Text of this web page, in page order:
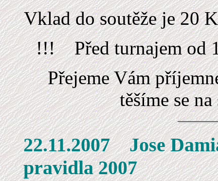
Vklad do soutěže je 20
!!!
Před turnajem od
Přejeme Vám
těšíme se
22.11.2007 Jose
pravidla 2007